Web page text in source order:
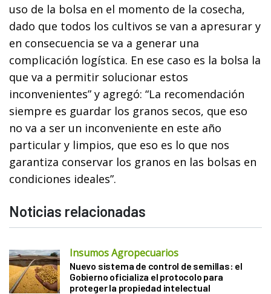
uso de la bolsa en el momento de la cosecha,
dado que todos los cultivos se van a apresurar y
en consecuencia se va a generar una
complicación logística. En ese caso es la bolsa la
que va a permitir solucionar estos
inconvenientes” y agregó: “La recomendación
siempre es guardar los granos secos, que eso
no va a ser un inconveniente en este año
particular y limpios, que eso es lo que nos
garantiza conservar los granos en las bolsas en
condiciones ideales”.
Noticias relacionadas
Insumos Agropecuarios
Nuevo sistema de control de semillas: el
Gobierno oficializa el protocolo para
proteger la propiedad intelectual